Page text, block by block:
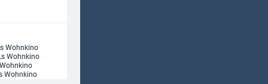
...
Wohnkino
Wohnkino
Wohnkino